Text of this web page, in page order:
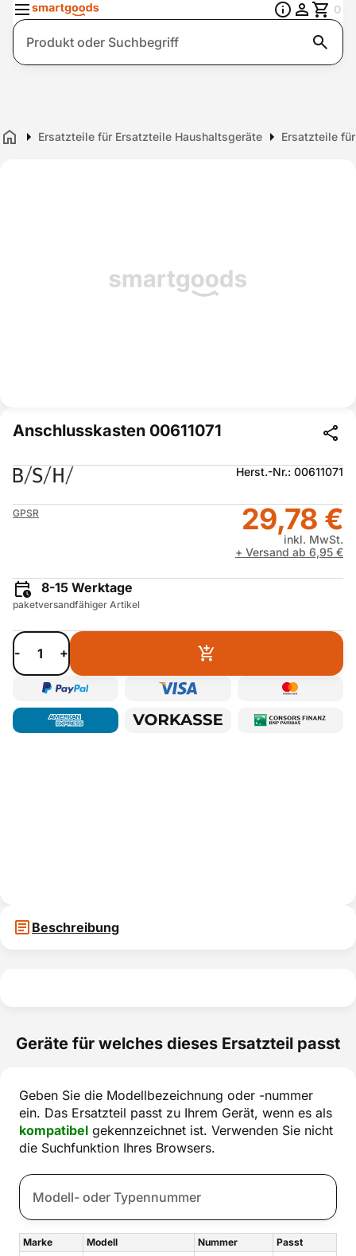
Suche
0
Home Ersatzteile für Ersatzteile Haushaltsgeräte Ersatzteile
Anschlusskasten 00611071
Herst.-Nr.: 00611071
GPSR 29,78 €
inkl. MwSt.
+ Versand ab 6,95 €
8-15 Werktage
paketversandfähiger Artikel
- +
Beschreibung
Geräte für welches dieses Ersatzteil passt
Geben Sie die Modellbezeichnung oder -nummer
ein. Das Ersatzteil passt zu Ihrem Gerät, wenn es als
kompatibel gekennzeichnet ist. Verwenden Sie nicht
die Suchfunktion Ihres Browsers.
Marke Modell Nummer
Passt